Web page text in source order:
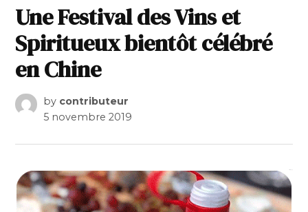
Une Festival des Vins et
Spiritueux bientôt célébré
en Chine
by contributeur
5 novembre 2019